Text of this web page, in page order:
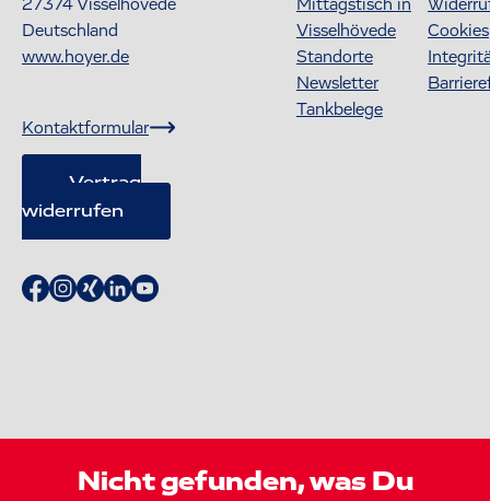
27374Visselhövede
Deutschland
www.hoyer.de
Kontaktformular
Vertrag
widerrufen
Mittagstisch in
Visselhövede
Standorte
Newsletter
Tankbelege
Cookies
Nicht gefunden, was Du